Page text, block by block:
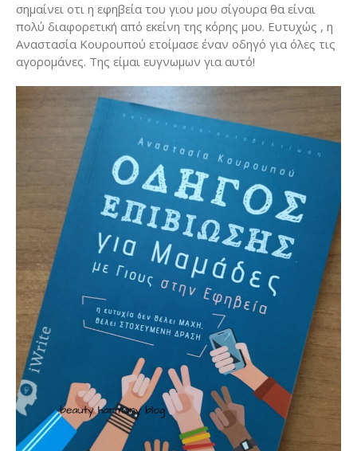
σημαίνει οτι η εφηβεία του γιου μου σίγουρα θα είναι
πολύ διαφορετική από εκείνη της κόρης μου. Ευτυχώς , η
Αναστασία Κουρουπού ετοίμασε έναν οδηγό για όλες τις
αγορομάνες. Της είμαι ευγνωμων για αυτό!